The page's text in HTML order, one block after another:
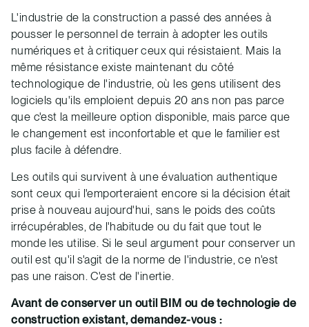
L'industrie de la construction a passé des années à
pousser le personnel de terrain à adopter les outils
numériques et à critiquer ceux qui résistaient. Mais la
même résistance existe maintenant du côté
technologique de l'industrie, où les gens utilisent des
logiciels qu'ils emploient depuis 20 ans non pas parce
que c'est la meilleure option disponible, mais parce que
le changement est inconfortable et que le familier est
plus facile à défendre.
Les outils qui survivent à une évaluation authentique
sont ceux qui l'emporteraient encore si la décision était
prise à nouveau aujourd'hui, sans le poids des coûts
irrécupérables, de l'habitude ou du fait que tout le
monde les utilise. Si le seul argument pour conserver un
outil est qu'il s'agit de la norme de l'industrie, ce n'est
pas une raison. C'est de l'inertie.
Avant de conserver un outil BIM ou de technologie de
construction existant, demandez-vous :